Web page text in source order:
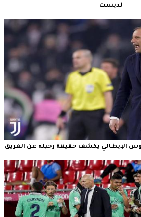
لديست
الإيطالي يكشف حقيقة رحيله عن الفريق